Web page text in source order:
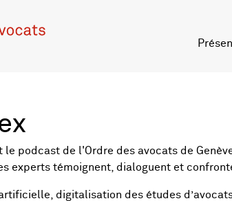
le podcast de l'Ordre des avocats de
experts témoignent, dialoguent et
digitalisation des études